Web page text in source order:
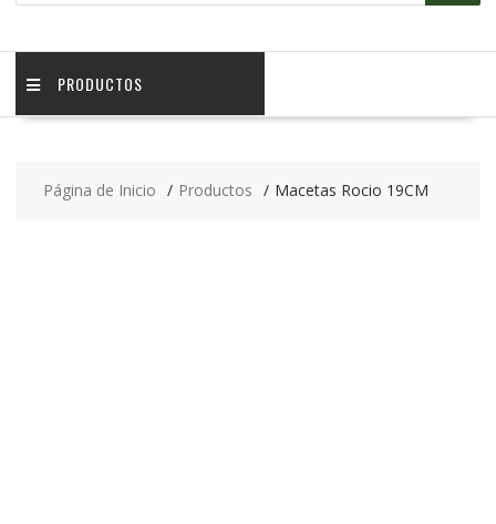
PRODUCTOS
Página de Inicio Productos Macetas Rocio 19CM